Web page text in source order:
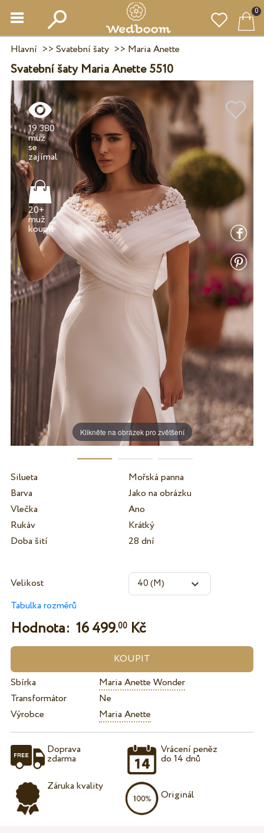
0
Hlavní >> Svatební šaty>> Maria Anette
Svatební šaty Maria Anette 5510
Klikněte na obrázek pro zvětšení
19 380
muž
se
zajímal
20+
muž
koupil
Silueta
Mořská panna
Barva
Jako na obrázku
Vlečka
Ano
Rukáv
Krátký
Doba šití
28 dní
Velikost
Tabulka rozměrů
Hodnota: 16 499.00Kč
Sbírka
Maria Anette Wonder
Transformátor
Ne
Výrobce
Maria Anette
Doprava
zdarma
Záruka kvality
Vrácení peněz
do 14 dnů
Originál